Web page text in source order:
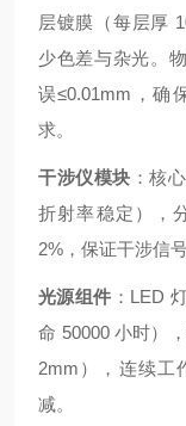
层镀膜（每层厚
少色差与杂光。
误≤0.01mm，确
求。
干涉仪模块 ：核
折射率稳定），
2%，保证干涉信
光源组件 ：LED
命 50000 小时）
2mm），连续工
减。